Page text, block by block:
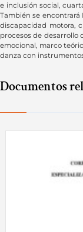
e inclusión social,
También se encontrará
discapacidad motora,
procesos de desarrollo
emocional, marco
danza con
Documentos